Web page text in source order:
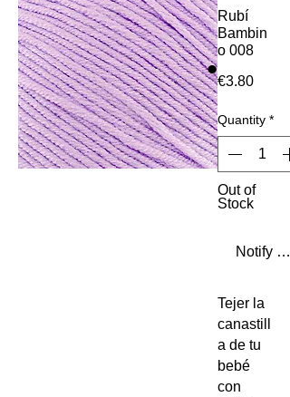
Rubí
Bambin
o 008
€3.80Price
Quantity *
Out of
Stock
Notify
Tejer la
canastill
a de tu
bebé
con